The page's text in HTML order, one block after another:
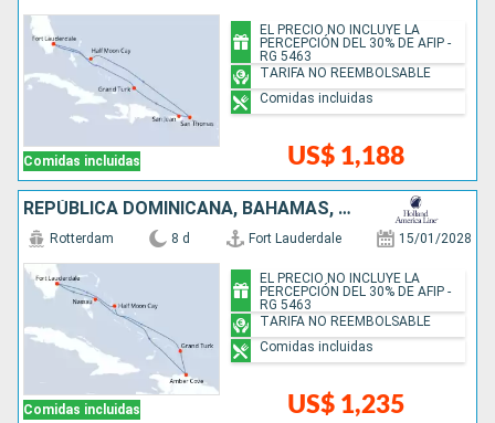
Comidas incluidas US$ 1,188
EL PRECIO NO INCLUYE LA
PERCEPCIÓN DEL 30% DE AFIP -
RG 5463
TARIFA NO REEMBOLSABLE
Comidas incluidas
REPÚBLICA DOMINICANA, BAHAMAS, ESTADOS UNIDOS
Comidas incluidas
Rotterdam 8 d Fort Lauderdale 15/01/2028
US$ 1,235
EL PRECIO NO INCLUYE LA
PERCEPCIÓN DEL 30% DE AFIP -
RG 5463
TARIFA NO REEMBOLSABLE
Comidas incluidas